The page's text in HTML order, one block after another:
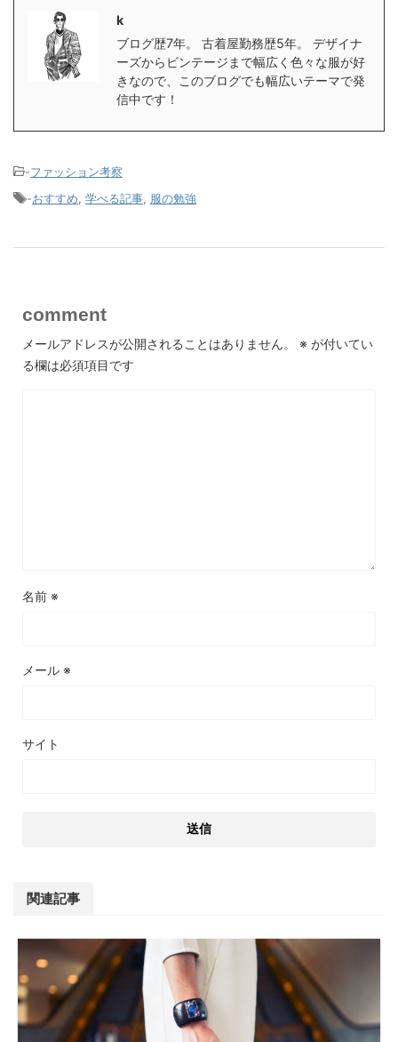
k
ブログ歴7年。 古着屋勤務歴5年。 デザイナ
ーズからビンテージまで幅広く色々な服が好
きなので、このブログでも幅広いテーマで発
信中です！
-ファッション考察
-おすすめ, 学べる記事, 服の勉強
comment
メールアドレスが公開されることはありません。 ※ が付いてい
る欄は必須項目です
名前 ※
メール ※
サイト
関連記事